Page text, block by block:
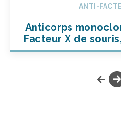
ANTI-
Anticorps
Facteur X de